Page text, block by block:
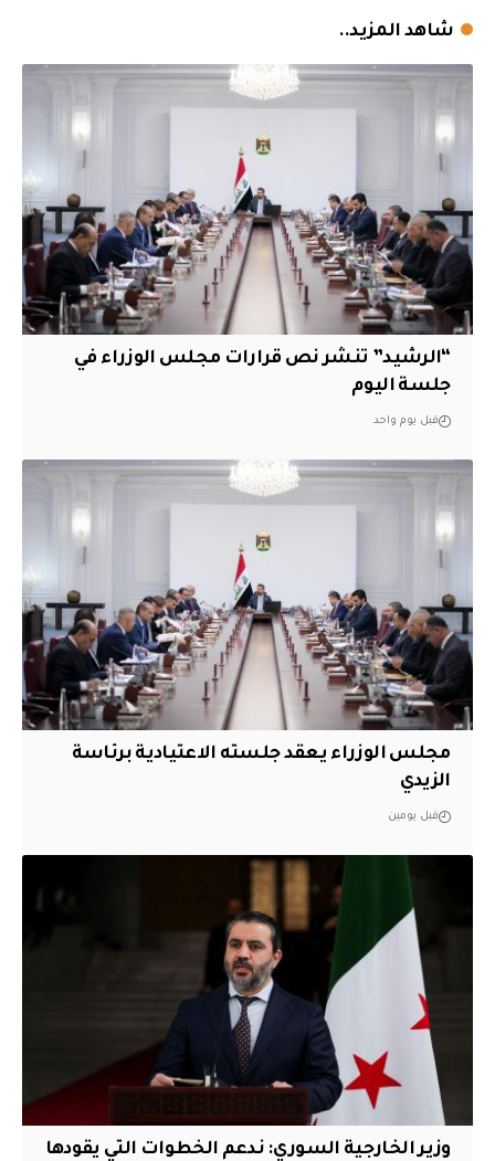
شاهد المزيد..
“الرشيد” تنشر نص قرارات مجلس الوزراء في
جلسة اليوم
قبل يوم واحد
مجلس الوزراء يعقد جلسته الاعتيادية برئاسة
الزيدي
قبل يومين
وزير الخارجية السوري: ندعم الخطوات التي يقودها